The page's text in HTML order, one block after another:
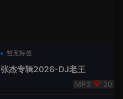
暂无标签
张杰专辑2026-DJ老王
30